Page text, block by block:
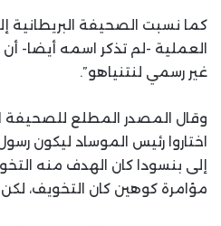
كما نسبت الصحيفة
العملية -لم تذكر اسمه أيضا-
غير رسمي لنتنياهو”.
وقال المصدر المطلع للصحيفة
اختاروا رئيس الموساد ليكون
إلى بنسودا كان الهدف منه
مؤامرة كوهين كان التخويف،